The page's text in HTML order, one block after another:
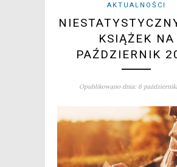
AKTUALNOŚCI
KSIĄŻEK NA
PAŹDZIERNIK
Opublikowano dnia: 6